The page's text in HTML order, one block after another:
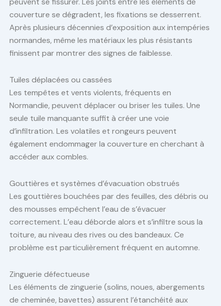
couverture se dégradent, les fixations se desserrent.
Après plusieurs décennies d’exposition aux intempéries
normandes, même les matériaux les plus résistants
finissent par montrer des signes de faiblesse.
Tuiles déplacées ou cassées
Les tempêtes et vents violents, fréquents en
Normandie, peuvent déplacer ou briser les tuiles. Une
seule tuile manquante suffit à créer une voie
d’infiltration. Les volatiles et rongeurs peuvent
également endommager la couverture en cherchant à
accéder aux combles.
Gouttières et systèmes d’évacuation obstrués
Les gouttières bouchées par des feuilles, des débris ou
des mousses empêchent l’eau de s’évacuer
correctement. L’eau déborde alors et s’infiltre sous la
toiture, au niveau des rives ou des bandeaux. Ce
problème est particulièrement fréquent en automne.
Zinguerie défectueuse
Les éléments de zinguerie (solins, noues, abergements
de cheminée, bavettes) assurent l’étanchéité aux